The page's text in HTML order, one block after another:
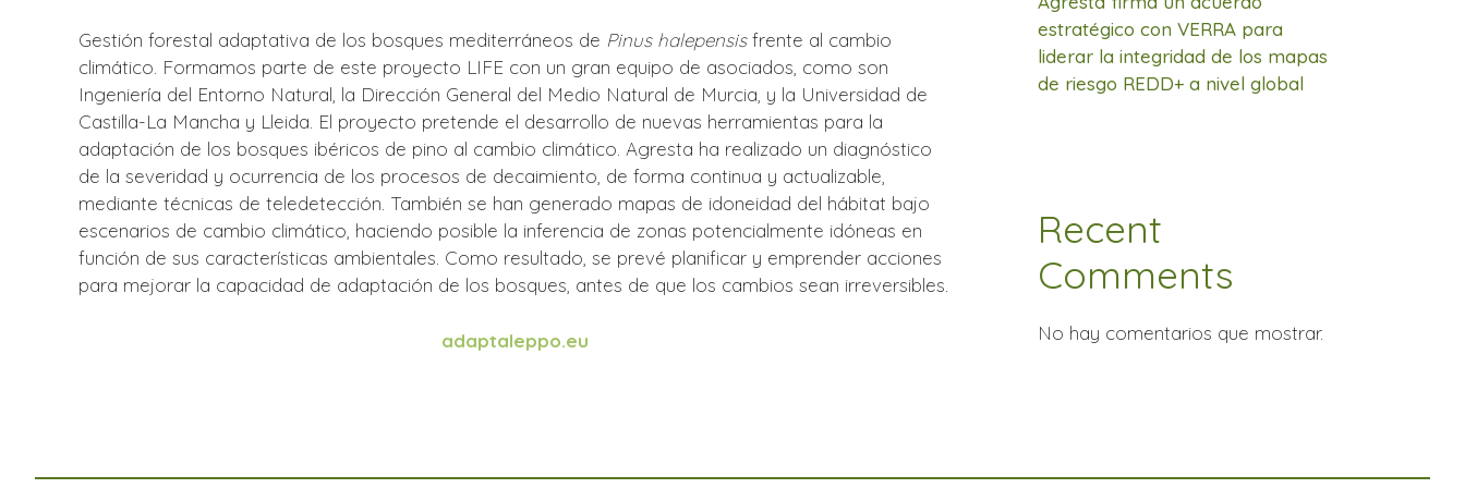
Gestión forestal adaptativa de los bosques mediterráneos de Pinus halepensisfrente al cambio
climático. Formamos parte de este proyecto LIFE con un gran equipo de asociados, como son
Ingeniería del Entorno Natural, la Dirección General del Medio Natural de Murcia, y la Universidad de
Castilla-La Mancha y Lleida. El proyecto pretende el desarrollo de nuevas herramientas para la
adaptación de los bosques ibéricos de pino al cambio climático. Agresta ha realizado un diagnóstico
de la severidad y ocurrencia de los procesos de decaimiento, de forma continua y actualizable,
mediante técnicas de teledetección. También se han generado mapas de idoneidad del hábitat bajo
escenarios de cambio climático, haciendo posible la inferencia de zonas potencialmente idóneas en
función de sus características ambientales. Como resultado, se prevé planificar y emprender acciones
para mejorar la capacidad de adaptación de los bosques, antes de que los cambios sean irreversibles.
adaptaleppo.eu
estratégico con VERRA para
liderar la integridad de los mapas
de riesgo REDD+ a nivel global
Recent
Comments
No hay comentarios que mostrar.